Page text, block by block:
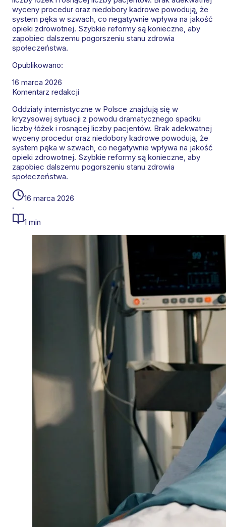
wyceny procedur oraz niedobory kadrowe powodują, że
system pęka w szwach, co negatywnie wpływa na jakość
opieki zdrowotnej. Szybkie reformy są konieczne, aby
zapobiec dalszemu pogorszeniu stanu zdrowia
społeczeństwa.
Opublikowano:
16 marca 2026
Komentarz redakcji
Oddziały internistyczne w Polsce znajdują się w
kryzysowej sytuacji z powodu dramatycznego spadku
liczby łóżek i rosnącej liczby pacjentów. Brak adekwatnej
wyceny procedur oraz niedobory kadrowe powodują, że
system pęka w szwach, co negatywnie wpływa na jakość
opieki zdrowotnej. Szybkie reformy są konieczne, aby
zapobiec dalszemu pogorszeniu stanu zdrowia
społeczeństwa.
16 marca 2026
·
1 min